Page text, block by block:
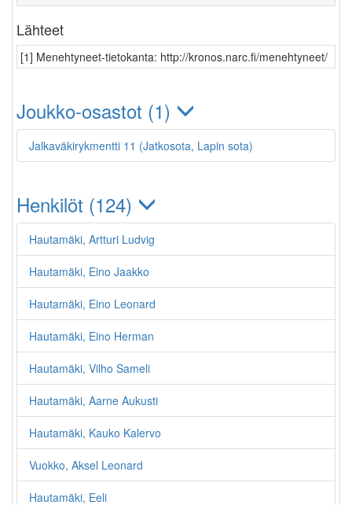
Lähteet
[1] Menehtyneet-tietokanta: http://kronos.narc.fi/menehtyneet/
Joukko-osastot (1)
Jalkaväkirykmentti 11 (Jatkosota, Lapin sota)
Henkilöt (124)
Hautamäki, Artturi Ludvig
Hautamäki, Eino Jaakko
Hautamäki, Eino Leonard
Hautamäki, Eino Herman
Hautamäki, Vilho Sameli
Hautamäki, Aarne Aukusti
Hautamäki, Kauko Kalervo
Vuokko, Aksel Leonard
Hautamäki, Eeli